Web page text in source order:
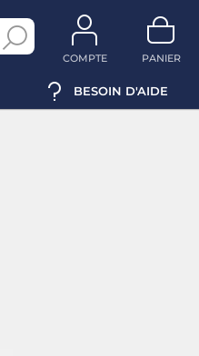
COMPTE PANIER
BESOIN D'AIDE